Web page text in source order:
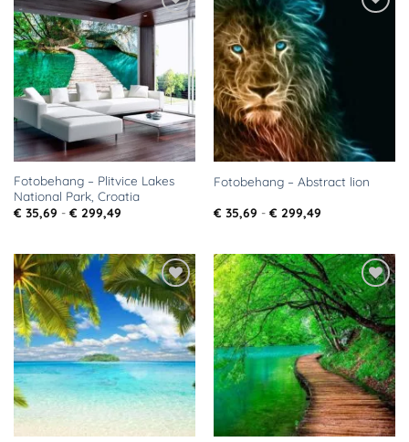
Toevoegen
verlanglijst
Fotobehang – Plitvice Lakes
National Park, Croatia
€ 35,69 - € 299,49Prijsklasse:
Fotobehang – Abstract lion
€ 35,69 - € 299,49Prijsklasse:
Toevoegen
aan
verlanglijst
Toevoegen
aan
verlanglijst